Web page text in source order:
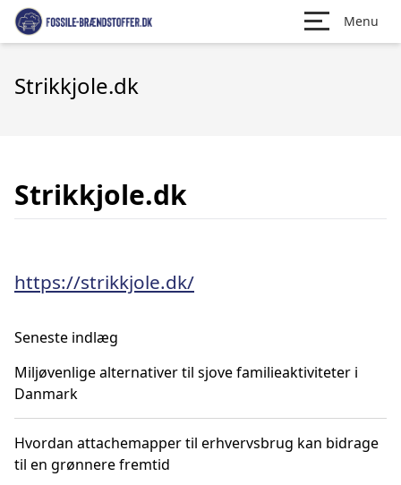
Menu
Strikkjole.dk
Strikkjole.dk
https://strikkjole.dk/
Seneste indlæg
Miljøvenlige alternativer til sjove familieaktiviteter i
Danmark
Hvordan attachemapper til erhvervsbrug kan bidrage
til en grønnere fremtid